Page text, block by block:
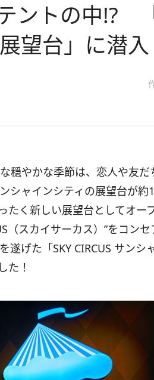
ントの中!?
望台」に潜入
穏やかな季節は、恋人や友だ
シャインシティの展望台が約
たく新しい展望台としてオー
（スカイサーカス）”をコンセ
遂げた「SKY CIRCUS サンシ
た！